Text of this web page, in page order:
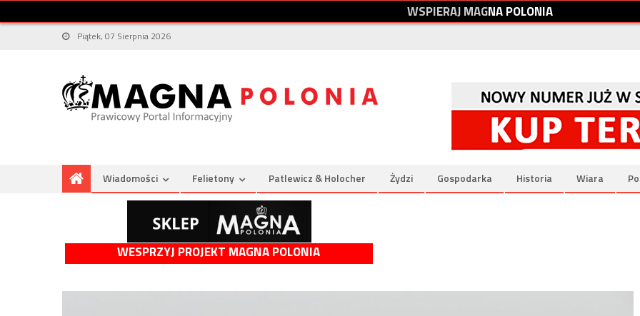
WSPIERAJMAGNAPOLONIA
Piątek, 07 Sierpnia 2026
Wiadomości Felietony Patlewicz & Holocher Żydzi Gospodarka Historia Wiara
WESPRZYJ PROJEKT MAGNA POLONIA